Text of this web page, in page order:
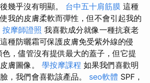
幾乎沒有明顯。 台中五十肩筋膜 這種
我的皮膚柔軟而彈性，但不會引起我的
按摩師證照 我喜歡成分就像一種抗衰老
種防曬霜可保護皮膚免受紫外線的侵
，儘管沒有提供最大的蓋子，但它提
膚圖像。 學按摩課程 如果我們喜歡明
，我們會喜歡該產品。 seo軟體 SPF，